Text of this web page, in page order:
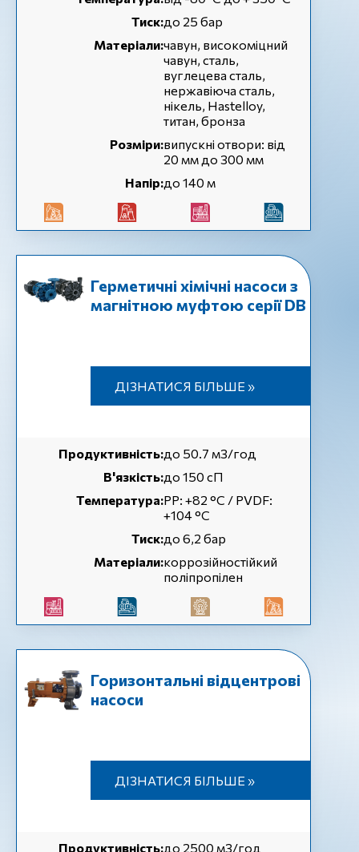
Тиск:до 25 бар
Матеріали:чавун, високоміцний
чавун, сталь,
вуглецева сталь,
нержавіюча сталь,
нікель, Hastelloy,
титан, бронза
Розміри:випускні отвори: від
20 мм до 300 мм
Напір:до 140 м
Герметичні хімічні насоси з
магнітною муфтою серії DB
ДІЗНАТИСЯ БІЛЬШЕ »
Продуктивність:до 50.7 м3/год
В'язкість:до 150 сП
Температура:РР: +82 °С / PVDF:
+104 °С
Тиск:до 6,2 бар
Матеріали:коррозійностійкий
поліпропілен
Горизонтальні відцентрові
насоси
ДІЗНАТИСЯ БІЛЬШЕ »
Продуктивність:до 2500 м3/год